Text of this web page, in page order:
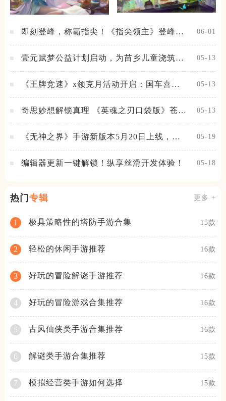
即刻登峰，称霸指尖！《指尖领主》登峰测
06-01
壹元赋梦公益计划启动，为苗乡儿童浇筑梦
05-13
《王牌竞速》x领克月活动开启：国车喜迎
05-13
奇思妙想解锁真理 《英魂之刃口袋版》苍天
05-13
《无神之界》手游新版本5月20日上线，女
05-19
编辑器更新一键解锁！纵享丝滑开发体验！ 05-18
热门专辑 更多 +
1 极具策略性的塔防手游合集 15款
2 轻松的休闲手游推荐 16款
3 好玩的冒险解谜手游推荐 16款
4 好玩的冒险游戏合集推荐 16款
5 古风仙侠类手游合集推荐 16款
6 解谜类手游合集推荐 15款
7 模拟经营类手游如何选择 15款